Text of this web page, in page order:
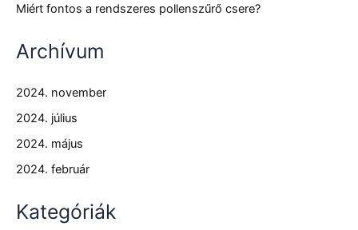
Miért fontos a rendszeres pollenszűrő csere?
Archívum
2024. november
2024. július
2024. május
2024. február
Kategóriák